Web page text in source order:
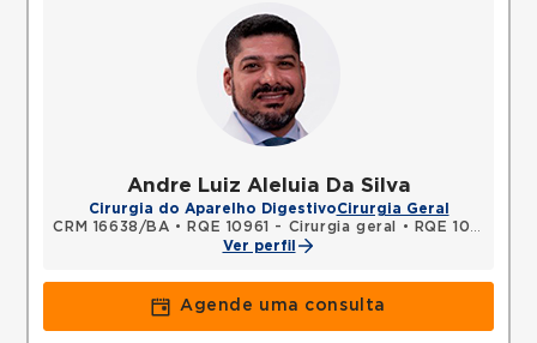
Andre Luiz Aleluia Da Silva
Cirurgia do Aparelho DigestivoCirurgia Geral
CRM 16638/BA • RQE 10961 - Cirurgia geral •
RQE 10976 - Cirurgia do aparelho digestivo
Ver perfil
Agende uma consulta